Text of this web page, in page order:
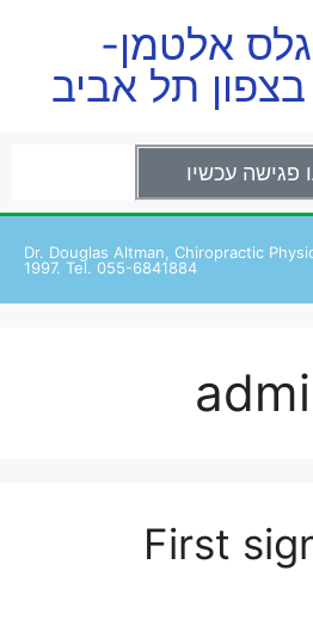
אלטמן-
תל אביב
פגישה עכשיו
Dr. Douglas Altman, Chiropractic
1997. Tel. 055-6841884
First